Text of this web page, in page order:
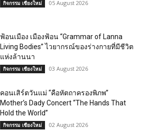
กิจกรรม เชียงใหม่ 05 August 2026
ฟ้อนเมือง เมืองฟ้อน “Grammar of Lanna
Living Bodies” ไวยากรณ์ของร่างกายที่มีชีวิต
แห่งล้านนา
กิจกรรม เชียงใหม่ 03 August 2026
คอนเสิร์ตวันแม่ “คือหัตถาครองพิภพ”
Mother’s Dady Concert “The Hands That
Hold the World”
กิจกรรม เชียงใหม่ 02 August 2026